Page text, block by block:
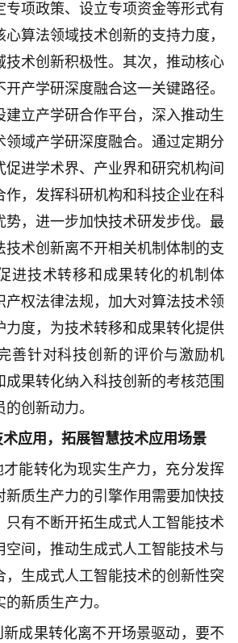
专项政策、设立专项资金等形式有
算法领域技术创新的支持力度，
技术创新积极性。其次，推动核心
产学研深度融合这一关键路径。
建立产学研合作平台，深入推动生
领域产学研深度融合。通过定期分
促进学术界、产业界和研究机构间
作，发挥科研机构和科技企业在科
势，进一步加快技术研发步伐。最
技术创新离不开相关机制体制的支
进技术转移和成果转化的机制体
产权法律法规，加大对算法技术领
力度，为技术转移和成果转化提供
善针对科技创新的评价与激励机
成果转化纳入科技创新的考核范围
创新动力。
术应用，拓展智慧技术应用场景
能转化为现实生产力，充分发挥
新质生产力的引擎作用需要加快技
只有不断开拓生成式人工智能技术
空间，推动生成式人工智能技术与
，生成式人工智能技术的创新性突
新质生产力。
成果转化离不开场景驱动，要不